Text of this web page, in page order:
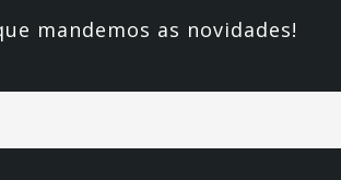
mandemos as novidades!